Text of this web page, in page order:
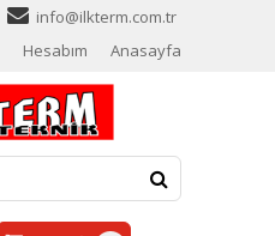
info@ilkterm.com.tr
Hesabım Anasayfa